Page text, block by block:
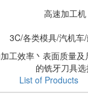
高速加工机
3C/各类模具/汽机车
工效率丶表面质量
的铣牙刀具
List of Products